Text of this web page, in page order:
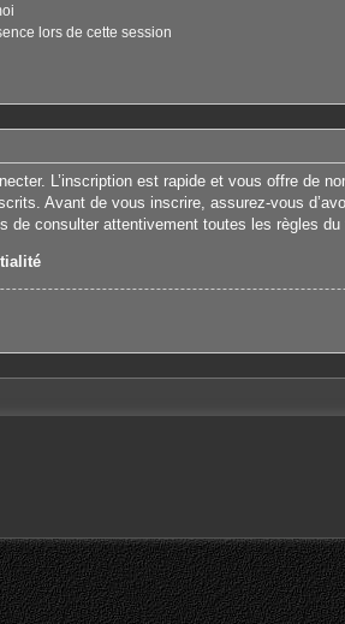
lors de cette session
L’inscription est rapide et vous offre de
Avant de vous inscrire, assurez-vous
de consulter attentivement toutes les règles